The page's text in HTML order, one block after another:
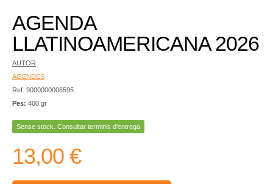
AGENDA
LLATINOAMERICANA 2026
AUTOR
AGENDES
Ref. 9000000006595
Pes: 400 gr
Sense stock. Consultar terminis d'entrega
13,00 €